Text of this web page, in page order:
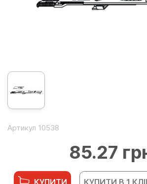
Артикул 10538
85.27
КУПИТИ КУПИТИ В 1